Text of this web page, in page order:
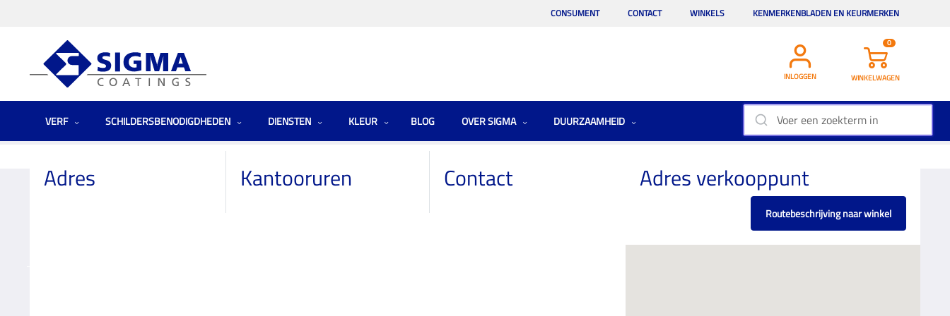
CONSUMENT CONTACT WINKELS KENMERKENBLADEN EN KEURMERKEN
INLOGGEN
0
WINKELWAGEN
VERF SCHILDERSBENODIGDHEDEN DIENSTEN KLEUR BLOG OVER SIGMA DUURZAAMHEID
Adres Kantooruren Contact Adres verkooppunt
Routebeschrijving naar winkel